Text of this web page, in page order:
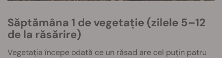
Săptămâna 1 de vegetație (zilele 5–12
de la răsărire)
Vegetația începe odată ce un răsad are cel puțin patru